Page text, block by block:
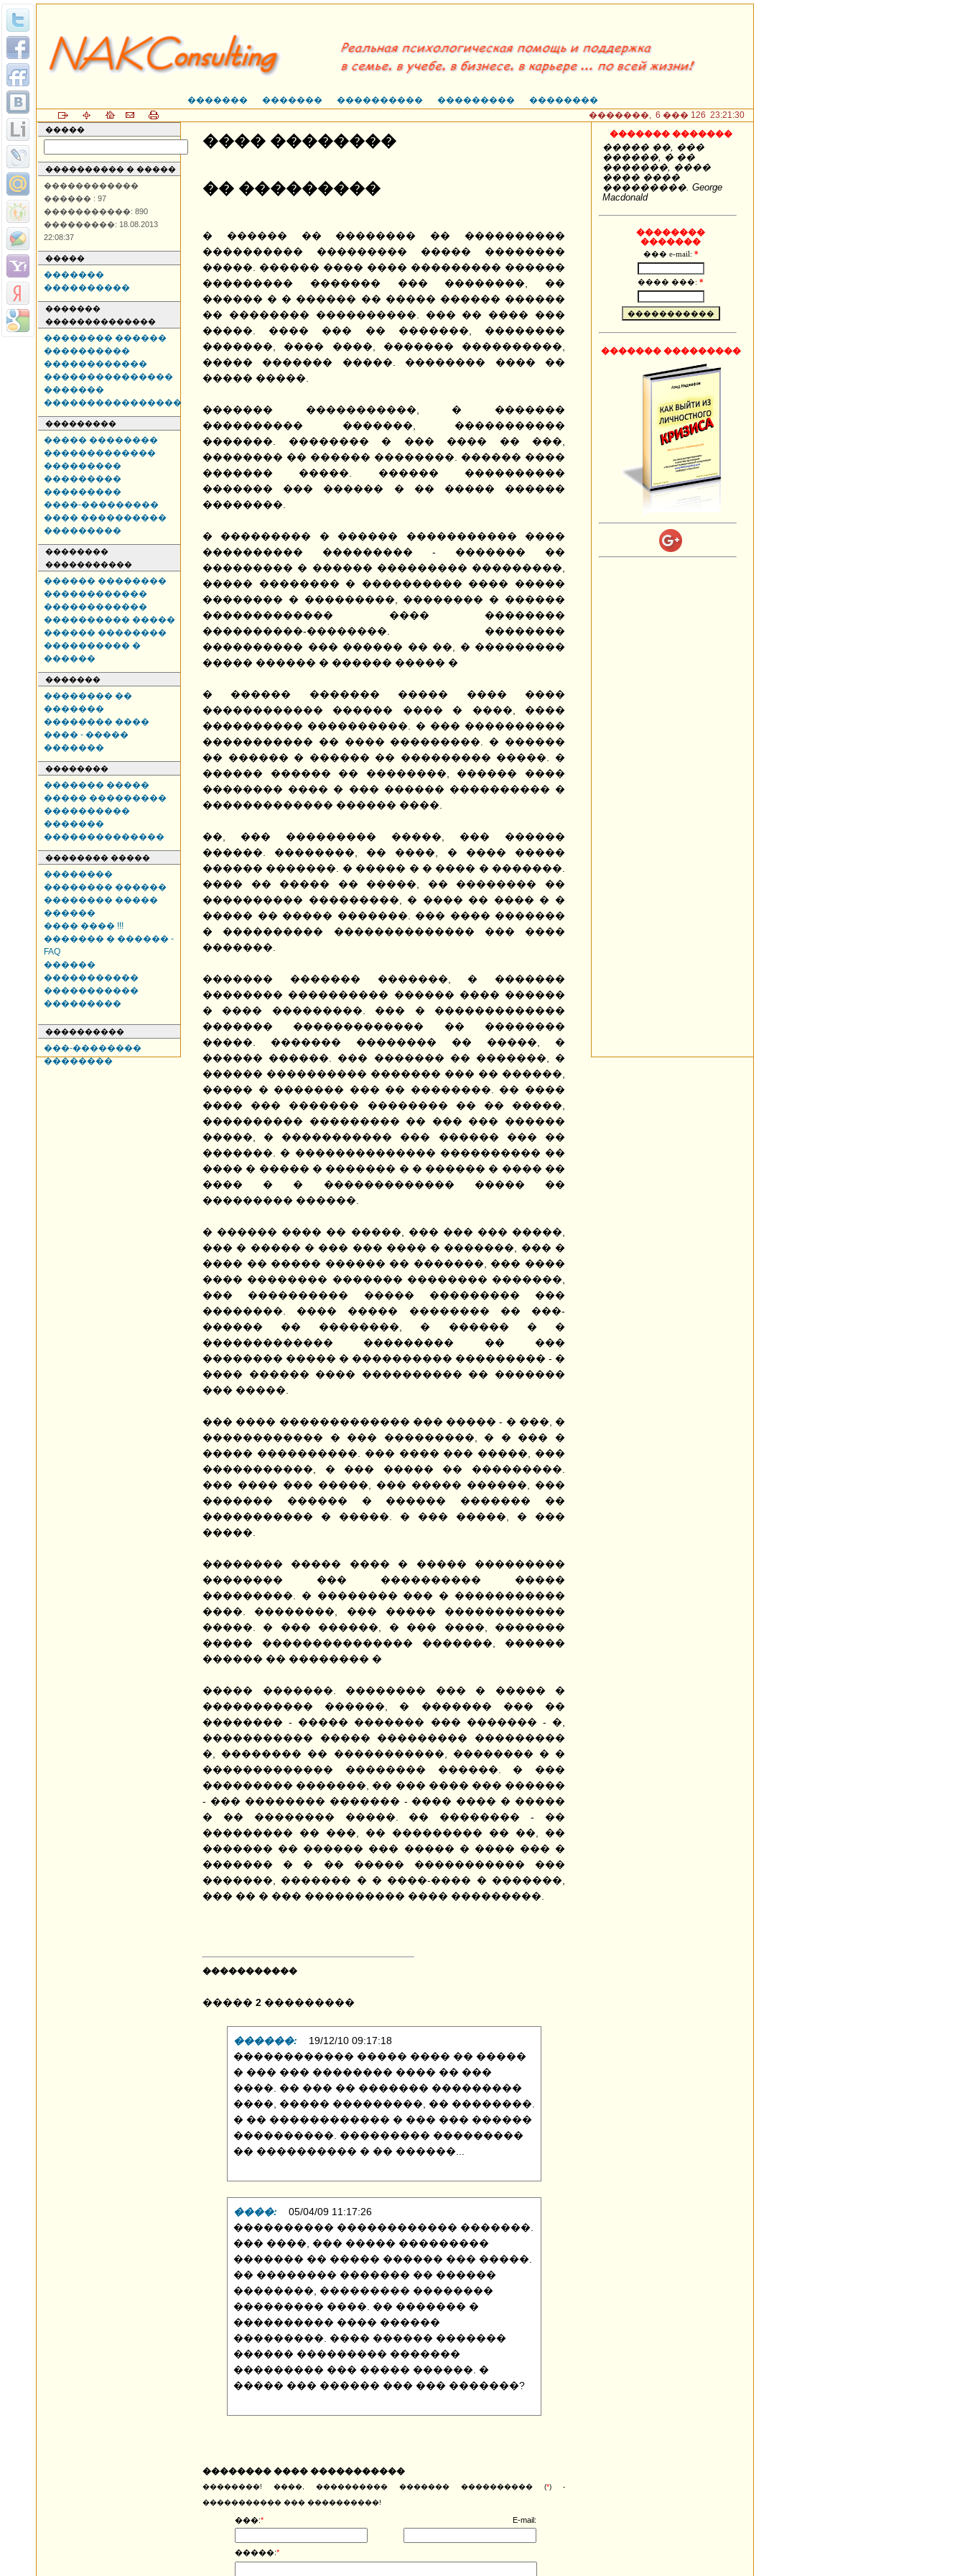
������� ������� ���������� ���������
��������
�������, 6 ��� 126 23:21:31
�����
���������� � �����
������������
������ : 97
�����������: 890
���������: 18.08.2013
22:08:37
�����
�������
����������
�������
��������������
�������� ������
����������
������������
���������������
�������
����������������
���������
����� ��������
�������������
���������
���������
���������
����-���������
���� ����������
���������
��������
�����������
������ ��������
������������
������������
���������� �����
������ ��������
���������� �
������
�������
�������� ��
�������
�������� ����
���� - �����
�������
��������
������� �����
����� ���������
����������
�������
��������������
�������� �����
��������
�������� ������
�������� �����
������
���� ���� !!!
������� � ������ -
FAQ
������
�����������
�����������
���������
����������
���-��������
��������
������� �������
����� ��, ���
������, � ��
�������, ����
���� ����
���������. George
Macdonald
��������
�������
��� e-mail: *
���� ���: *
������� ���������
���� ��������
�� ���������
� ������ �� �������� �� ����������
���������� ��������� ����� ��������
�����. ������ ���� ���� ��������� ������
��������� ������� ��� ��������, ��
������ � � ������ �� ����� ������ ������
�� �������� ����������. ��� �� ���� ���
�����. ���� ��� �� �������, ��������
�������, ���� ����, ������� ����������,
����� ������� �����. �������� ���� ��
����� �����.
������� �����������, � �������
���������� �������, �����������
�������. �������� � ��� ���� �� ���,
�������� �� ������ ��������. ������ ����
������� �����. ������ ����������
������� ��� ������ � �� ����� ������
��������.
� ��������� � ������ ����������� ����
���������� ��������� - ������� ��
��������� � ������ ��������� ���������,
����� �������� � ���������� ���� �����
�������� � ���������, �������� � ������
������������� ���� ��������
����������-��������. ��������
���������� ��� ������ �� ��, � ���������
����� ������ � ������ ����� �
� ������ ������� ����� ���� ����
������������ ������ ���� � ����, ����
���������� ����������. � ��� ����������
����������� �� ���� ���������. � ������
�� ������ � ������ �� ��������� �����. �
������ ������ �� ��������, ������ ����
�������� ���� � ��� ������ ���������� �
������������� ������ ����.
��, ��� ��������� �����, ��� ������
������. ��������, �� ����, � ���� �����
������ �������. � ����� � � ���� � �������.
���� �� ����� �� �����, �� �������� ��
���������� ���������, � ���� �� ���� � �
����� �� ����� �������. ��� ���� �������
� ���������� �������������� ��� ����
�������.
������� ������� �������, � �������
�������� ���������� ������ ���� ������
� ���� ���������. ��� � �������������
������� ������������� �� ��������
�����. ������� �������� �� �����, �
������ ������. ��� ������� �� �������, �
������ ���������� ������� ��� �� ������,
����� � ������� ��� �� ��������. �� ����
���� ��� ������� �������� �� �� �����,
���������� ��������� �� ��� ��� ������
�����, � ����������� ��� ������ ��� ��
�������. � �������������� ���������� ��
���� � ����� � ������� � � ������ � ���� ��
���� � � ������������� ����� ��
��������� ������.
� ������ ���� �� �����, ��� ��� ��� �����,
��� � ����� � ��� ��� ���� � �������, ��� �
���� �� ����� ������ �� �������, ��� ����
���� �������� ������� �������� �������,
��� ���������� ����� ��������� ���
��������. ���� ����� �������� �� ���-
������ �� ��������, � ������ � �
������������� ��������� �� ���
�������� ����� � ���������� ��������� - �
���� ������ ���� ���������� �� �������
��� �����.
��� ���� ������������� ��� ����� - � ���, �
������������ � ��� ���������, � � ��� �
����� ����������. ��� ���� ��� �����, ���
�����������, � ��� ����� �� ���������.
��� ���� ��� �����, ��� ����� ������, ���
������� ������ � ������ ������� ��
����������� � �����. � ��� �����, � ���
�����.
�������� ����� ���� � ����� ���������
�������� ��� ���������� �����
���������. � �������� ��� � �����������
����. ��������, ��� ����� ������������
�����. � ��� ������, � ��� ����, �������
����� ��������������� �������, ������
������ �� �������� �
����� �������. �������� ��� � ����� �
����������� ������, � ������� ��� ��
�������� - ����� ������� ��� ������� - �,
����������� ����� ��������� ���������
�, �������� �� �����������, �������� � �
������������� �������� ������. � ���
��������� �������, �� ��� ���� ��� ������
- ��� �������� ������� - ���� ���� � �����
� �� �������� �����. �� �������� - ��
��������� �� ���, �� ��������� �� ��, ��
������� �� ������ ��� ����� � ���� ��� �
������� � � �� ����� ����������� ���
�������, ������� � � ����-���� � �������,
��� �� � ��� ���������� ���� ���������.
�����������
����� 2 ���������
������: 19/12/10 09:17:18
������������ ����� ���� �� �����
� ��� ��� �������� ���� �� ���
����. �� ��� �� ������� ���������
����, ����� ���������, �� ��������.
� �� ������������ � ��� ��� ������
����������. ��������� ���������
�� ���������� � �� ������...
����: 05/04/09 11:17:26
���������� ������������ �������.
��� ����, ��� ����� ���������
������� �� ����� ������ ��� �����.
�� �������� ������� �� ������
��������, ��������� ��������
��������� ����. �� ������� �
���������� ���� ������
���������. ���� ������ �������
������ ��������� �������
��������� ��� ����� ������. �
����� ��� ������ ��� ��� �������?
�������� ���� �����������
��������! ����, ���������� ������� ���������� (*) -
����������� ��� ����������!
���:* E-mail:
�����:*